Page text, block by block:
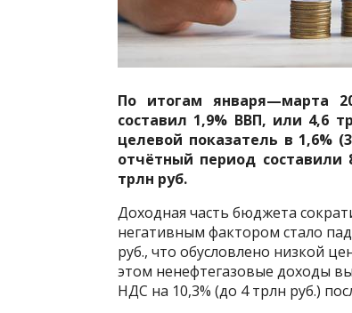
По итогам января—марта
составил 1,9% ВВП, или 4,6
целевой показатель в 1,6%
отчётный период составили
трлн руб.
Доходная часть бюджета
негативным фактором стало
руб., что обусловлено низкой
этом ненефтегазовые доходы
НДС на 10,3% (до 4 трлн руб.)